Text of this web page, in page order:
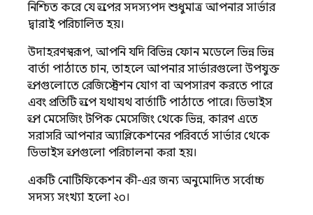
নিশ্চিত করে যে গ্রুপের সদস্যপদ শুধুমাত্র আপনার সার্ভার
দ্বারাই পরিচালিত হয়।
উদাহরণস্বরূপ, আপনি যদি বিভিন্ন ফোন মডেলে ভিন্ন ভিন্ন
বার্তা পাঠাতে চান, তাহলে আপনার সার্ভারগুলো উপযুক্ত
গ্রুপগুলোতে রেজিস্ট্রেশন যোগ বা অপসারণ করতে পারে
এবং প্রতিটি গ্রুপে যথাযথ বার্তাটি পাঠাতে পারে। ডিভাইস
গ্রুপ মেসেজিং টপিক মেসেজিং থেকে ভিন্ন, কারণ এতে
সরাসরি আপনার অ্যাপ্লিকেশনের পরিবর্তে সার্ভার থেকে
ডিভাইস গ্রুপগুলো পরিচালনা করা হয়।
একটি নোটিফিকেশন কী-এর জন্য অনুমোদিত সর্বোচ্চ
সদস্য সংখ্যা হলো ২০।